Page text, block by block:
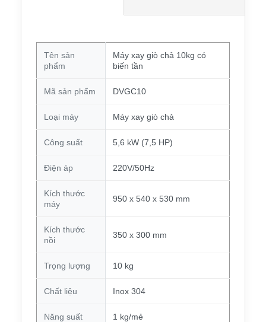
Tên sản
phẩm
Máy xay giò chả 10kg có
biến tần
Mã sản phẩm DVGC10
Loại máy Máy xay giò chả
Công suất 5,6 kW (7,5 HP)
Điện áp 220V/50Hz
Kích thước
máy
950 x 540 x 530 mm
Kích thước
nồi
350 x 300 mm
Trọng lượng 10 kg
Chất liệu Inox 304
Năng suất 1 kg/mẻ